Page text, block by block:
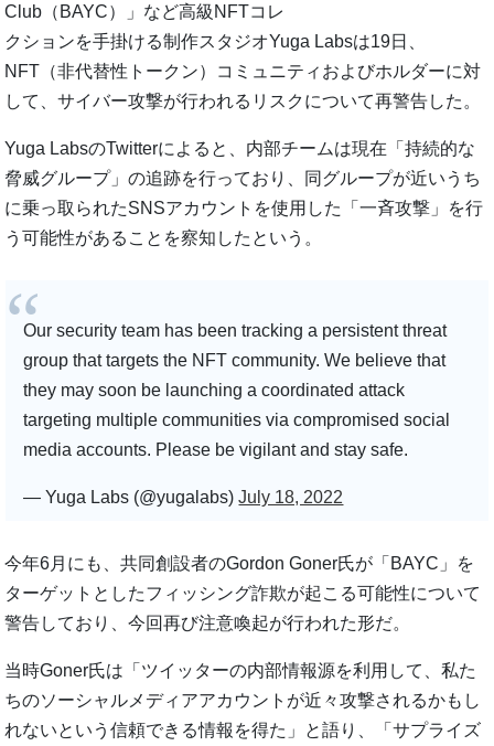
Club（BAYC）」など高級NFTコレ
クションを手掛ける制作スタジオYuga Labsは19日、
NFT（非代替性トークン）コミュニティおよびホルダーに対
して、サイバー攻撃が行われるリスクについて再警告した。
Yuga LabsのTwitterによると、内部チームは現在「持続的な
脅威グループ」の追跡を行っており、同グループが近いうち
に乗っ取られたSNSアカウントを使用した「一斉攻撃」を行
う可能性があることを察知したという。
Our security team has been tracking a persistent threat
group that targets the NFT community. We believe that
they may soon be launching a coordinated attack
targeting multiple communities via compromised social
media accounts. Please be vigilant and stay safe.
— Yuga Labs (@yugalabs)July 18, 2022
今年6月にも、共同創設者のGordon Goner氏が「BAYC」を
ターゲットとしたフィッシング詐欺が起こる可能性について
警告しており、今回再び注意喚起が行われた形だ。
当時Goner氏は「ツイッターの内部情報源を利用して、私た
ちのソーシャルメディアアカウントが近々攻撃されるかもし
れないという信頼できる情報を得た」と語り、「サプライズ